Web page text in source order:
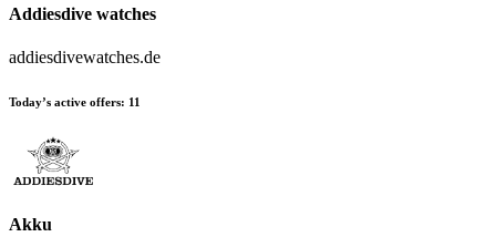
Addiesdive watches
addiesdivewatches.de
Today’s active offers: 11
Akku